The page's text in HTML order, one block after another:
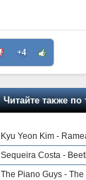
+4
Читайте также по
Kyu Yeon Kim -
Sequeira Costa -
The Piano Guys -